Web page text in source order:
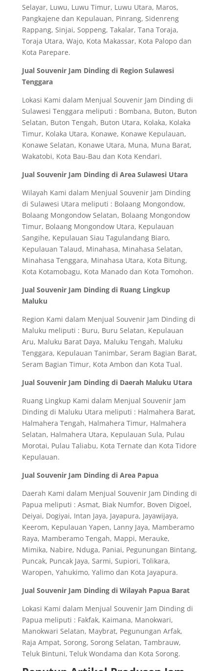
Selayar, Luwu, Luwu Timur, Luwu Utara, Maros,
Pangkajene dan Kepulauan, Pinrang, Sidenreng
Rappang, Sinjai, Soppeng, Takalar, Tana Toraja,
Toraja Utara, Wajo, Kota Makassar, Kota Palopo dan
Kota Parepare.
Jual Souvenir Jam Dinding di Region Sulawesi
Tenggara
Lokasi Kami dalam Menjual Souvenir Jam Dinding di
Sulawesi Tenggara meliputi : Bombana, Buton, Buton
Selatan, Buton Tengah, Buton Utara, Kolaka, Kolaka
Timur, Kolaka Utara, Konawe, Konawe Kepulauan,
Konawe Selatan, Konawe Utara, Muna, Muna Barat,
Wakatobi, Kota Bau-Bau dan Kota Kendari.
Jual Souvenir Jam Dinding di Area Sulawesi Utara
Wilayah Kami dalam Menjual Souvenir Jam Dinding
di Sulawesi Utara meliputi : Bolaang Mongondow,
Bolaang Mongondow Selatan, Bolaang Mongondow
Timur, Bolaang Mongondow Utara, Kepulauan
Sangihe, Kepulauan Siau Tagulandang Biaro,
Kepulauan Talaud, Minahasa, Minahasa Selatan,
Minahasa Tenggara, Minahasa Utara, Kota Bitung,
Kota Kotamobagu, Kota Manado dan Kota Tomohon.
Jual Souvenir Jam Dinding di Ruang Lingkup
Maluku
Region Kami dalam Menjual Souvenir Jam Dinding di
Maluku meliputi : Buru, Buru Selatan, Kepulauan
Aru, Maluku Barat Daya, Maluku Tengah, Maluku
Tenggara, Kepulauan Tanimbar, Seram Bagian Barat,
Seram Bagian Timur, Kota Ambon dan Kota Tual.
Jual Souvenir Jam Dinding di Daerah Maluku Utara
Ruang Lingkup Kami dalam Menjual Souvenir Jam
Dinding di Maluku Utara meliputi : Halmahera Barat,
Halmahera Tengah, Halmahera Timur, Halmahera
Selatan, Halmahera Utara, Kepulauan Sula, Pulau
Morotai, Pulau Taliabu, Kota Ternate dan Kota Tidore
Kepulauan.
Jual Souvenir Jam Dinding di Area Papua
Daerah Kami dalam Menjual Souvenir Jam Dinding di
Papua meliputi : Asmat, Biak Numfor, Boven Digoel,
Deiyai, Dogiyai, Intan Jaya, Jayapura, Jayawijaya,
Keerom, Kepulauan Yapen, Lanny Jaya, Mamberamo
Raya, Mamberamo Tengah, Mappi, Merauke,
Mimika, Nabire, Nduga, Paniai, Pegunungan Bintang,
Puncak, Puncak Jaya, Sarmi, Supiori, Tolikara,
Waropen, Yahukimo, Yalimo dan Kota Jayapura.
Jual Souvenir Jam Dinding di Wilayah Papua Barat
Lokasi Kami dalam Menjual Souvenir Jam Dinding di
Papua meliputi : Fakfak, Kaimana, Manokwari,
Manokwari Selatan, Maybrat, Pegunungan Arfak,
Raja Ampat, Sorong, Sorong Selatan, Tambrauw,
Teluk Bintuni, Teluk Wondama dan Kota Sorong.